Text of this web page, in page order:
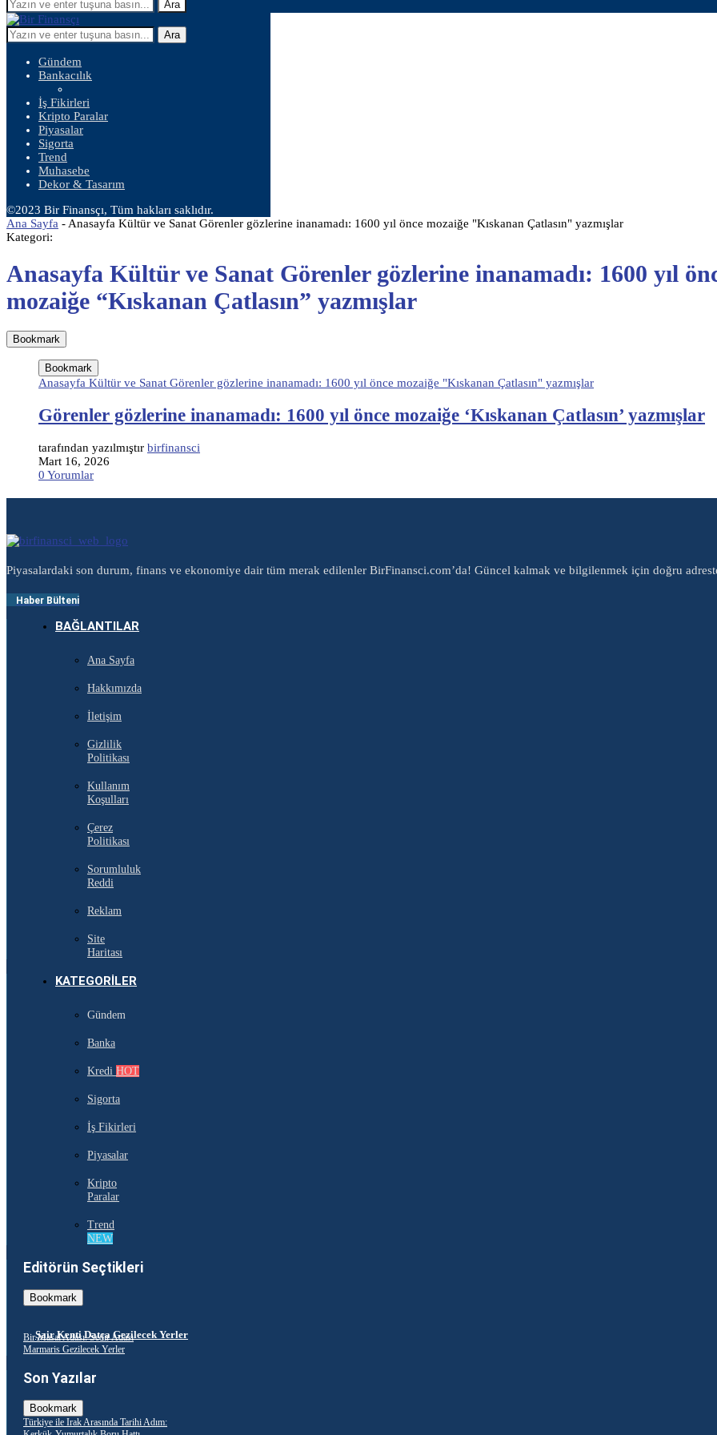
Ara
Ara
Gündem
Bankacılık
İş Fikirleri
Kripto Paralar
Piyasalar
Sigorta
Trend
Muhasebe
Dekor & Tasarım
©2023 Bir Finansçı, Tüm hakları saklıdır.
Ana Sayfa - Anasayfa Kültür ve Sanat Görenler gözlerine inanamadı: 1600 yıl önce mozaiğe "Kıskanan Çatlasın" yazmışlar
Kategori:
Anasayfa Kültür ve Sanat Görenler gözlerine inanamadı: 1600 yıl
mozaiğe “Kıskanan Çatlasın” yazmışlar
Bookmark
Bookmark
Anasayfa Kültür ve Sanat Görenler gözlerine inanamadı: 1600 yıl önce mozaiğe "Kıskanan Çatlasın" yazmışlar
Görenler gözlerine inanamadı: 1600 yıl önce mozaiğe ‘Kıskanan Çatlasın’ yazmışlar
tarafından yazılmıştır birfinansci
Mart 16, 2026
0 Yorumlar
Piyasalardaki son durum, finans ve ekonomiye dair tüm merak edilenler BirFinansci.com’da! Güncel kalmak ve bilgilenmek için doğru
Haber Bülteni
BAĞLANTILAR
Ana Sayfa
Hakkımızda
İletişim
Gizlilik
Politikası
Kullanım
Koşulları
Çerez
Politikası
Sorumluluk
Reddi
Reklam
Site
Haritası
KATEGORILER
Gündem
Banka
Kredi HOT
Sigorta
İş Fikirleri
Piyasalar
Kripto
Paralar
Trend
NEW
Editörün Seçtikleri
Bookmark
Şair Kenti Datça Gezilecek Yerler
Bir Masal Adası: Sedir Adası
Marmaris Gezilecek Yerler
Son Yazılar
Bookmark
Türkiye ile Irak Arasında Tarihi Adım: